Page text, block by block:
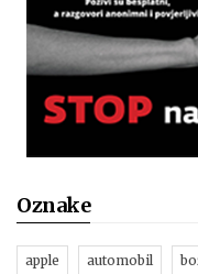
Oznake
apple automobil